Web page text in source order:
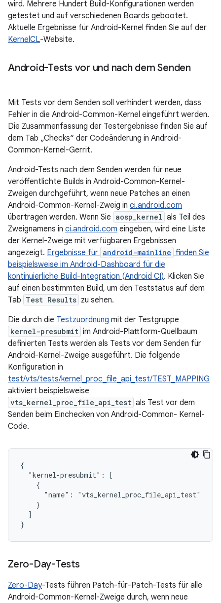
wird. Mehrere Hundert Build-Konfigurationen werden
getestet und auf verschiedenen Boards gebootet.
Aktuelle Ergebnisse für Android-Kernel finden Sie auf der
KernelCL-Website.
Android-Tests vor und nach dem Senden
Mit Tests vor dem Senden soll verhindert werden, dass
Fehler in die Android-Common-Kernel eingeführt werden.
Die Zusammenfassung der Testergebnisse finden Sie auf
dem Tab „Checks“ der Codeänderung in Android-
Common-Kernel-Gerrit.
Android-Tests nach dem Senden werden für neue
veröffentlichte Builds in Android-Common-Kernel-
Zweigen durchgeführt, wenn neue Patches an einen
Android-Common-Kernel-Zweig in ci.android.com
übertragen werden. Wenn Sie aosp_kernel als Teil des
Zweignamens in ci.android.com eingeben, wird eine Liste
der Kernel-Zweige mit verfügbaren Ergebnissen
angezeigt. Ergebnisse für android-mainline finden Sie
beispielsweise im Android-Dashboard für die
kontinuierliche Build-Integration (Android CI). Klicken Sie
auf einen bestimmten Build, um den Teststatus auf dem
Tab Test Results zu sehen.
Die durch die Testzuordnung mit der Testgruppe
kernel-presubmit im Android-Plattform-Quellbaum
definierten Tests werden als Tests vor dem Senden für
Android-Kernel-Zweige ausgeführt. Die folgende
Konfiguration in
test/vts/tests/kernel_proc_file_api_test/TEST_MAPPING
aktiviert beispielsweise
vts_kernel_proc_file_api_test als Test vor dem
Senden beim Einchecken von Android-Common- Kernel-
Code.
{
  "kernel-presubmit": [
    {
      "name": "vts_kernel_proc_file_api_test"
    }
  ]
Zero-Day-Tests
Zero-Day-Tests führen Patch-für-Patch-Tests für alle
Android-Common-Kernel-Zweige durch, wenn neue